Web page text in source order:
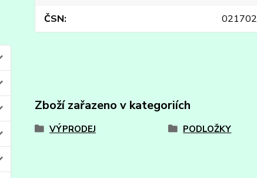
ČSN
021702
Zboží zařazeno v kategoriích
VÝPRODEJ PODLOŽKY